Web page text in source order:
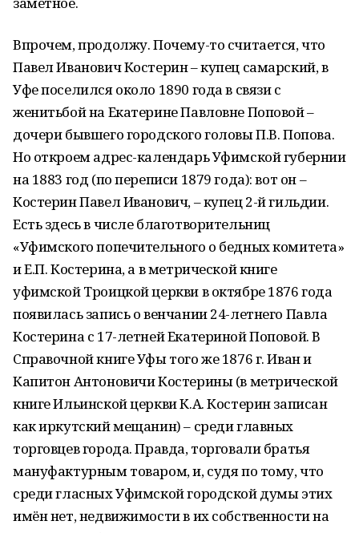
Впрочем, продолжу. Почему-то считается, что
Павел Иванович Костерин – купец самарский, в
Уфе поселился около 1890 года в связи с
женитьбой на Екатерине Павловне Поповой –
дочери бывшего городского головы П.В. Попова.
Но откроем адрес-календарь Уфимской губернии
на 1883 год (по переписи 1879 года): вот он –
Костерин Павел Иванович, – купец 2-й гильдии.
Есть здесь в числе благотворительниц
«Уфимского попечительного о бедных комитета»
и Е.П. Костерина, а в метрической книге
уфимской Троицкой церкви в октябре 1876 года
появилась запись о венчании 24-летнего Павла
Костерина с 17-летней Екатериной Поповой. В
Справочной книге Уфы того же 1876 г. Иван и
Капитон Антоновичи Костерины (в метрической
книге Ильинской церкви К.А. Костерин записан
как иркутский мещанин) – среди главных
торговцев города. Правда, торговали братья
мануфактурным товаром, и, судя по тому, что
среди гласных Уфимской городской думы этих
имён нет, недвижимости в их собственности на